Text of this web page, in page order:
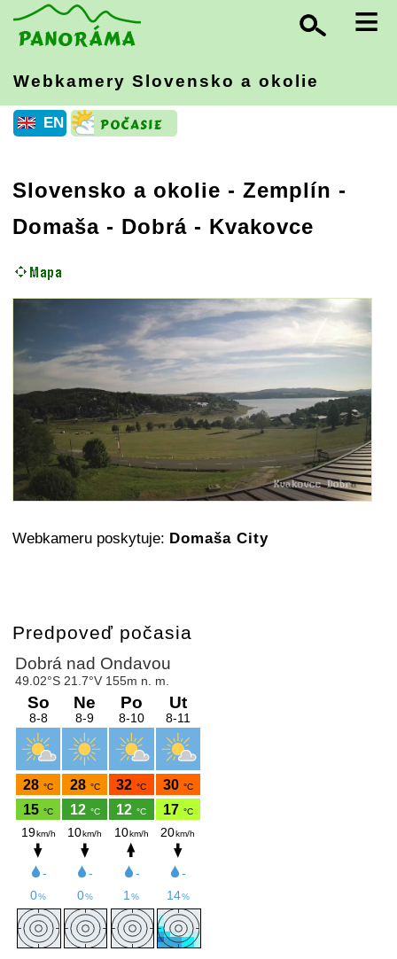
≡
Webkamery Slovensko a okolie
EN
Slovensko a okolie - Zemplín -
Domaša - Dobrá - Kvakovce
Webkameru poskytuje: Domaša City
Predpoveď počasia